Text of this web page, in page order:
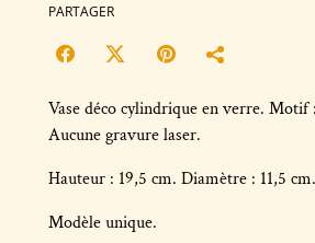
PARTAGER
Vase déco cylindrique en verre. Motif
Aucune gravure laser.
Hauteur : 19,5 cm. Diamètre : 11,5 cm.
Modèle unique.